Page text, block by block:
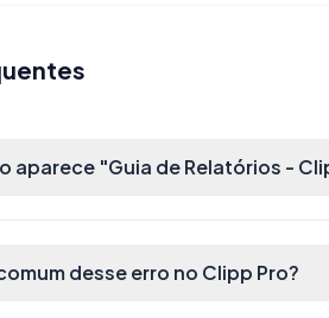
aparece "Guia de Relatórios -
desse erro no Clipp Pro?